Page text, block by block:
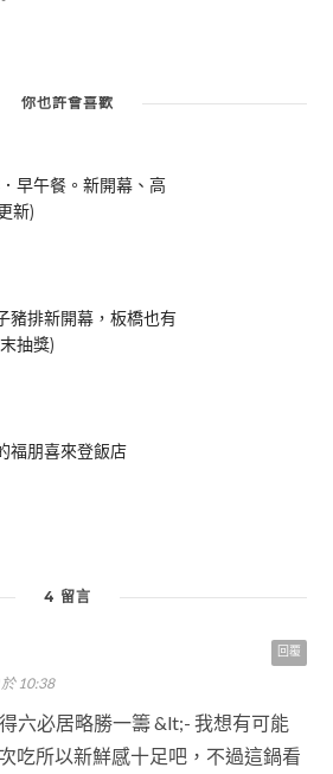
你也許會喜歡
早午餐。新開幕、高
新)
豬排新開幕，板橋也有
抽獎)
福朋喜來登飯店
4 留言
回覆
10:38
六必居略勝一籌 &lt;- 我想有可能
吃所以新鮮感十足吧，不過這鍋看